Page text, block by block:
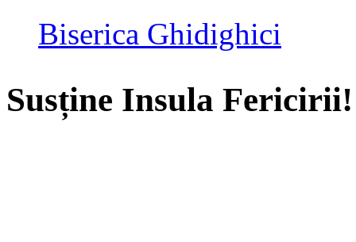
Biserica Ghidighici
Susține Insula Fericirii!